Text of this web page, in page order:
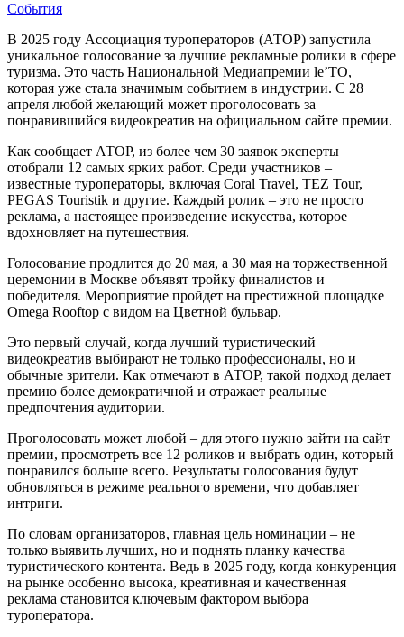
События
В 2025 году Ассоциация туроператоров (АТОР) запустила
уникальное голосование за лучшие рекламные ролики в сфере
туризма. Это часть Национальной Медиапремии le’TO,
которая уже стала значимым событием в индустрии. С 28
апреля любой желающий может проголосовать за
понравившийся видеокреатив на официальном сайте премии.
Как сообщает АТОР, из более чем 30 заявок эксперты
отобрали 12 самых ярких работ. Среди участников –
известные туроператоры, включая Coral Travel, TEZ Tour,
PEGAS Touristik и другие. Каждый ролик – это не просто
реклама, а настоящее произведение искусства, которое
вдохновляет на путешествия.
Голосование продлится до 20 мая, а 30 мая на торжественной
церемонии в Москве объявят тройку финалистов и
победителя. Мероприятие пройдет на престижной площадке
Omega Rooftop с видом на Цветной бульвар.
Это первый случай, когда лучший туристический
видеокреатив выбирают не только профессионалы, но и
обычные зрители. Как отмечают в АТОР, такой подход делает
премию более демократичной и отражает реальные
предпочтения аудитории.
Проголосовать может любой – для этого нужно зайти на сайт
премии, просмотреть все 12 роликов и выбрать один, который
понравился больше всего. Результаты голосования будут
обновляться в режиме реального времени, что добавляет
интриги.
По словам организаторов, главная цель номинации – не
только выявить лучших, но и поднять планку качества
туристического контента. Ведь в 2025 году, когда конкуренция
на рынке особенно высока, креативная и качественная
реклама становится ключевым фактором выбора
туроператора.